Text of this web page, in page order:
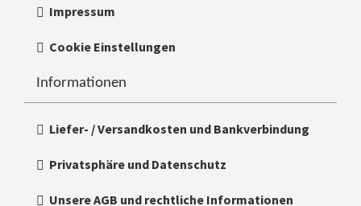
Impressum
Cookie Einstellungen
Informationen
Liefer- / Versandkosten und Bankverbindung
Privatsphäre und Datenschutz
Unsere AGB und rechtliche Informationen